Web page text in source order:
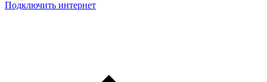
Подключить интернет